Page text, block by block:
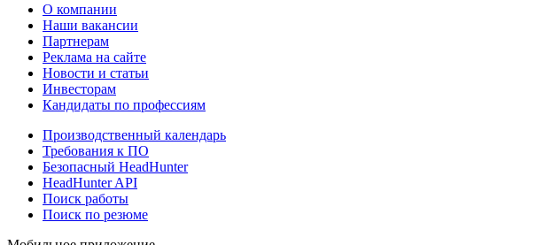
О компании
Наши вакансии
Партнерам
Реклама на сайте
Новости и статьи
Инвесторам
Кандидаты по профессиям
Производственный календарь
Требования к ПО
Безопасный HeadHunter
HeadHunter API
Поиск работы
Поиск по резюме